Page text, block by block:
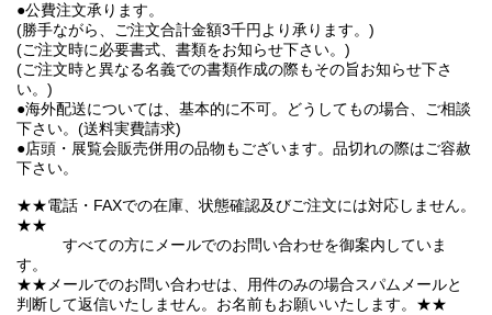
●公費注文承ります。
(勝手ながら、ご注文合計金額3千円より承ります。)
(ご注文時に必要書式、書類をお知らせ下さい。)
(ご注文時と異なる名義での書類作成の際もその旨お知らせ下さ
い。)
●海外配送については、基本的に不可。どうしてもの場合、ご相談
下さい。(送料実費請求)
●店頭・展覧会販売併用の品物もございます。品切れの際はご容赦
下さい。
★★電話・FAXでの在庫、状態確認及びご注文には対応しません。
★★
すべての方にメールでのお問い合わせを御案内していま
す。
★★メールでのお問い合わせは、用件のみの場合スパムメールと
判断して返信いたしません。お名前もお願いいたします。★★